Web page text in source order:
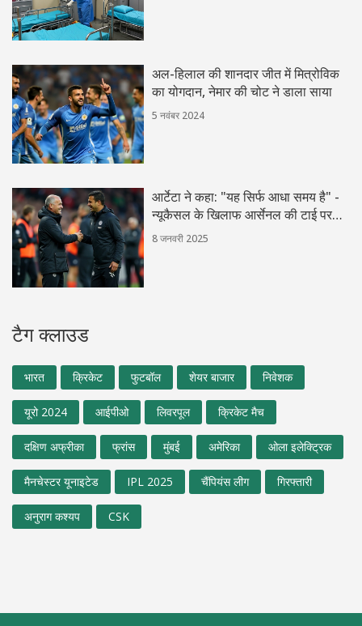
अल-हिलाल की शानदार जीत में मित्रोविक
का योगदान, नेमार की चोट ने डाला साया
5 नवंबर 2024
आर्टेटा ने कहा: "यह सिर्फ आधा समय है" -
न्यूकैसल के खिलाफ आर्सेनल की टाई पर
विचार
8 जनवरी 2025
टैग क्लाउड
भारत क्रिकेट फुटबॉल शेयर बाजार निवेशक
यूरो 2024 आईपीओ लिवरपूल क्रिकेट मैच
दक्षिण अफ्रीका फ्रांस मुंबई अमेरिका ओला इलेक्ट्रिक
मैनचेस्टर यूनाइटेड IPL 2025 चैंपियंस लीग गिरफ्तारी
अनुराग कश्यप CSK